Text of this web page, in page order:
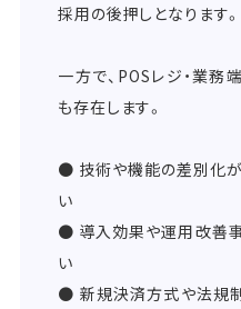
採用の後押しとなります。
一方で、POSレジ・業
も存在します。
● 技術や機能の差別化が
い
● 導入効果や運用改善
い
● 新規決済方式や法規